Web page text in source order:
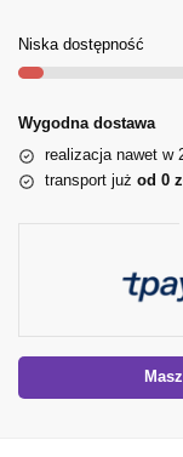
Niska dostępność
Wygodna dostawa
realizacja nawet w
transport już od 0